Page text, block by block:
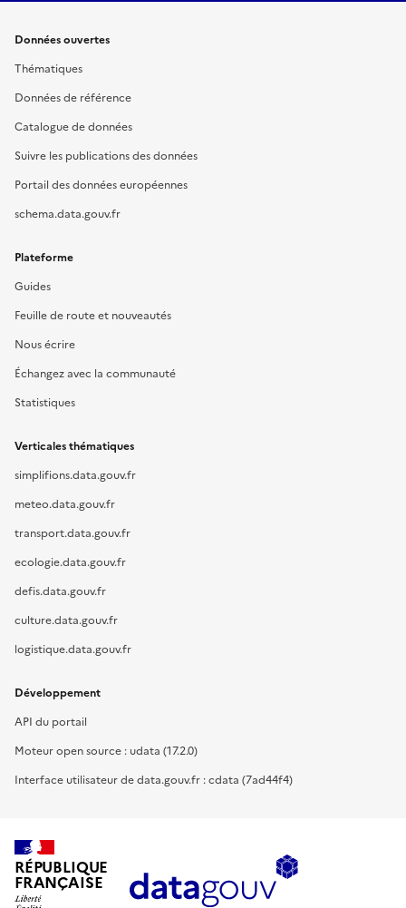
Données ouvertes
Thématiques
Données de référence
Catalogue de données
Suivre les publications des données
Portail des données européennes
schema.data.gouv.fr
Plateforme
Guides
Feuille de route et nouveautés
Nous écrire
Échangez avec la communauté
Statistiques
Verticales thématiques
simplifions.data.gouv.fr
meteo.data.gouv.fr
transport.data.gouv.fr
ecologie.data.gouv.fr
defis.data.gouv.fr
culture.data.gouv.fr
logistique.data.gouv.fr
Développement
API du portail
Moteur open source : udata (17.2.0)
Interface utilisateur de data.gouv.fr : cdata (7ad44f4)
RÉPUBLIQUE
FRANÇAISE